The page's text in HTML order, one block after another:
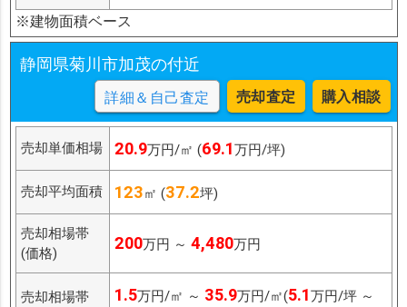
※建物面積ベース
静岡県菊川市加茂の付近
詳細＆自己査定 売却査定 購入相談
売却単価相場 20.9万円/㎡ (69.1万円/坪)
売却平均面積 123㎡ (37.2坪)
売却相場帯
(価格)
200万円 ～ 4,480万円
売却相場帯
1.5万円/㎡ ～ 35.9万円/㎡(5.1万円/坪 ～